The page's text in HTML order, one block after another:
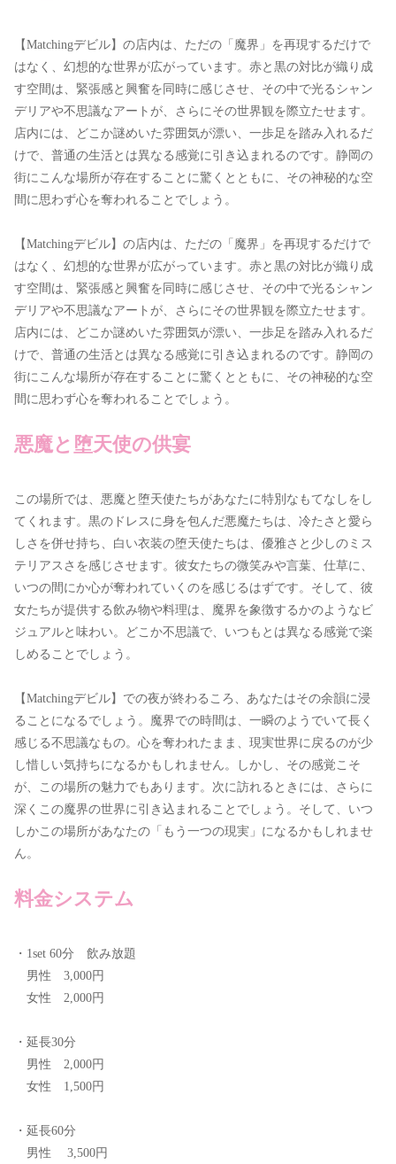
【Matchingデビル】の店内は、ただの「魔界」を再現するだけで
はなく、幻想的な世界が広がっています。赤と黒の対比が織り成
す空間は、緊張感と興奮を同時に感じさせ、その中で光るシャン
デリアや不思議なアートが、さらにその世界観を際立たせます。
店内には、どこか謎めいた雰囲気が漂い、一歩足を踏み入れるだ
けで、普通の生活とは異なる感覚に引き込まれるのです。静岡の
街にこんな場所が存在することに驚くとともに、その神秘的な空
間に思わず心を奪われることでしょう。
【Matchingデビル】の店内は、ただの「魔界」を再現するだけで
はなく、幻想的な世界が広がっています。赤と黒の対比が織り成
す空間は、緊張感と興奮を同時に感じさせ、その中で光るシャン
デリアや不思議なアートが、さらにその世界観を際立たせます。
店内には、どこか謎めいた雰囲気が漂い、一歩足を踏み入れるだ
けで、普通の生活とは異なる感覚に引き込まれるのです。静岡の
街にこんな場所が存在することに驚くとともに、その神秘的な空
間に思わず心を奪われることでしょう。
悪魔と堕天使の供宴
この場所では、悪魔と堕天使たちがあなたに特別なもてなしをし
てくれます。黒のドレスに身を包んだ悪魔たちは、冷たさと愛ら
しさを併せ持ち、白い衣装の堕天使たちは、優雅さと少しのミス
テリアスさを感じさせます。彼女たちの微笑みや言葉、仕草に、
いつの間にか心が奪われていくのを感じるはずです。そして、彼
女たちが提供する飲み物や料理は、魔界を象徴するかのようなビ
ジュアルと味わい。どこか不思議で、いつもとは異なる感覚で楽
しめることでしょう。
【Matchingデビル】での夜が終わるころ、あなたはその余韻に浸
ることになるでしょう。魔界での時間は、一瞬のようでいて長く
感じる不思議なもの。心を奪われたまま、現実世界に戻るのが少
し惜しい気持ちになるかもしれません。しかし、その感覚こそ
が、この場所の魅力でもあります。次に訪れるときには、さらに
深くこの魔界の世界に引き込まれることでしょう。そして、いつ
しかこの場所があなたの「もう一つの現実」になるかもしれませ
ん。
料金システム
・1set 60分 飲み放題
男性 3,000円
女性 2,000円
・延長30分
男性 2,000円
女性 1,500円
・延長60分
男性 3,500円